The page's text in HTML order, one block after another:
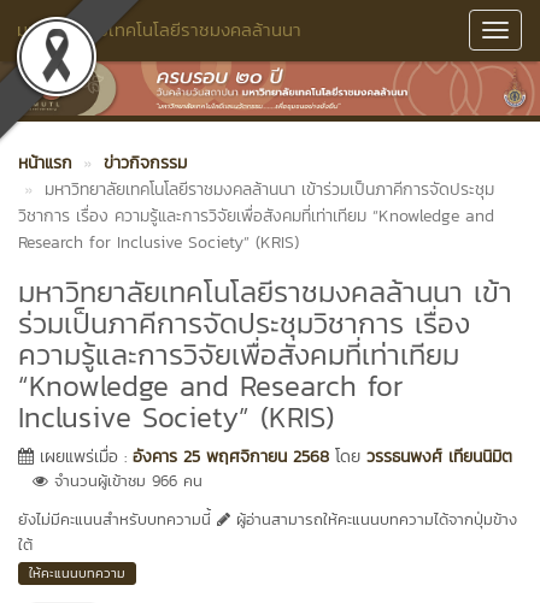
มหาวิทยาลัยเทคโนโลยีราชมงคลล้านนา
หน้าแรก
ข่าวกิจกรรม
มหาวิทยาลัยเทคโนโลยีราชมงคลล้านนา เข้าร่วมเป็นภาคีการจัดประชุม
วิชาการ เรื่อง ความรู้และการวิจัยเพื่อสังคมที่เท่าเทียม “Knowledge and
Research for Inclusive Society” (KRIS)
มหาวิทยาลัยเทคโนโลยีราชมงคลล้านนา เข้า
ร่วมเป็นภาคีการจัดประชุมวิชาการ เรื่อง
ความรู้และการวิจัยเพื่อสังคมที่เท่าเทียม
“Knowledge and Research for
Inclusive Society” (KRIS)
เผยแพร่เมื่อ : อังคาร 25 พฤศจิกายน 2568 โดย วรรธนพงศ์ เทียนนิมิต
จำนวนผู้เข้าชม 966 คน
ยังไม่มีคะแนนสำหรับบทความนี้
ผู้อ่านสามารถให้คะแนนบทความได้จากปุ่มข้าง
ใต้
ให้คะแนนบทความ